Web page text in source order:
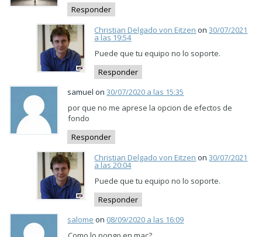
Responder
Christian Delgado von Eitzen on30/07/2021
a las 19:54
Puede que tu equipo no lo soporte.
Responder
samuel on30/07/2020 a las 15:35
por que no me aprese la opcion de efectos de
fondo
Responder
Christian Delgado von Eitzen on30/07/2021
a las 20:04
Puede que tu equipo no lo soporte.
Responder
salome on 08/09/2020 a las 16:09